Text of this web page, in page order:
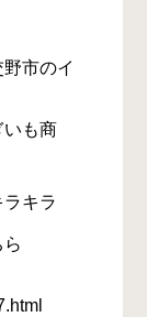
市のイ
いも商